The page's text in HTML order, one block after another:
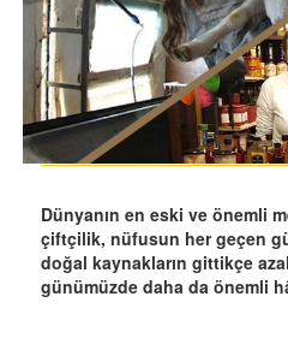
Dünyanın en eski ve önemli
çiftçilik, nüfusun her geçen
doğal kaynakların gittikçe
günümüzde daha da önemli